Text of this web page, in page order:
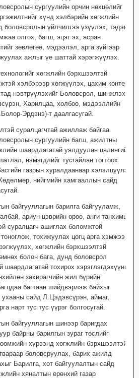
сургуулийн орчин нөхцөлийг
хүнд хэлбэрийн хөгжлийн
үйлчилгээ үзүүлэх, тэдэнд
олгох, багш, эцэг эх, асран
зөвлөгөө, мэдээлэл, арга зүйгээр
ажлыг үе шаттай хэрэгжүүлэх.
хөгжлийн бэрхшээлтэй
хэлбэрээр хөгжүүлэх, цахим контент
нэвтрүүлэхийг Боловсрол, шинжлэх
Харилцаа, холбоо, мэдээллийн
Эрдэнэ)-т даалгасугай.
суралцагчтай ажиллаж байгаа
сургуулийн багш, ажилтны
шаардлагатай уялдуулан цалингийн
нэмэгдлийг тусгайлан тогтоох
газрын хуралдаанаар хэлэлцүүлэх
нийгмийн хамгааллын сайд
байгууллагын барилга байгууламж,
ариун цэврийн өрөө, анги танхимыг
суралцагч ашиглах боломжтой
тохижуулах цогц арга хэмжээг
хөгжлийн бэрхшээлтэй
болон бага, дунд боловсрол
тохирох хэрэглэгдэхүүний
захирагчийн жил бүрийн
багтаан шийдвэрлэж байхыг
сайд Л.Цэдэвсүрэн, аймаг,
нарт тус тус үүрэг болгосугай.
байгууллагын шинээр баригдах
байрны барилгын зураг төслийг
хүрээнд хөгжлийн бэрхшээлтэй
боловсруулах, барих ажилд
Барилга, хот байгуулалтын сайд
хяналтын ерөнхий газар